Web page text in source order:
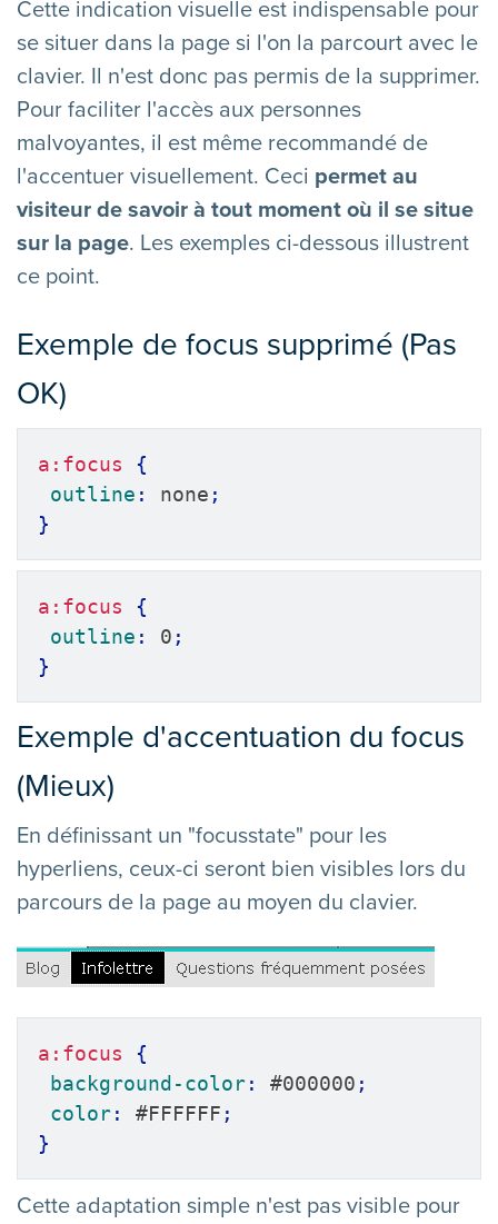
Cette indication visuelle est indispensable pour
se situer dans la page si l'on la parcourt avec le
clavier. Il n'est donc pas permis de la supprimer.
Pour faciliter l'accès aux personnes
malvoyantes, il est même recommandé de
l'accentuer visuellement. Ceci permet au
visiteur de savoir à tout moment où il se situe
sur la page. Les exemples ci-dessous illustrent
ce point.
Exemple de focus supprimé (Pas
OK)
a:focus
{
outline : none ;
}
a:focus
{
outline : 0 ;
}
Exemple d'accentuation du focus
(Mieux)
En définissant un "focusstate" pour les
hyperliens, ceux-ci seront bien visibles lors du
parcours de la page au moyen du clavier.
a:focus
{
background-color: #000000 ;
color: #FFFFFF ;
}
Cette adaptation simple n'est pas visible pour